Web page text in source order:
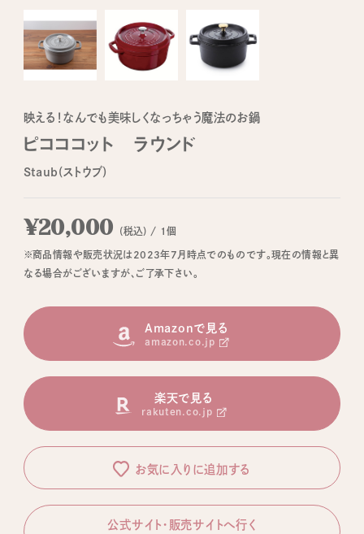
映える！なんでも美味しくなっちゃう魔法のお鍋
ピコココット ラウンド
Staub(ストウブ)
¥20,000 (税込) / 1個
※商品情報や販売状況は2023年7月時点でのものです。現在の情報と異
なる場合がございますが、ご了承下さい。
Amazonで見る
amazon.co.jp
楽天で見る
rakuten.co.jp
お気に入りに追加する
公式サイト・販売サイトへ行く